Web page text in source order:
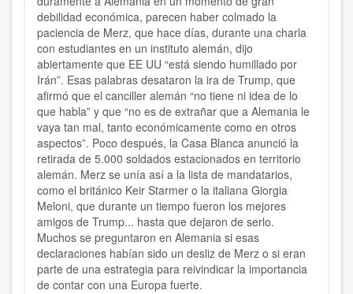
debilidad económica, parecen haber colmado la
paciencia de Merz, que hace días, durante una charla
con estudiantes en un instituto alemán, dijo
abiertamente que EE UU “está siendo humillado por
Irán”. Esas palabras desataron la ira de Trump, que
afirmó que el canciller alemán “no tiene ni idea de lo
que habla” y que “no es de extrañar que a Alemania le
vaya tan mal, tanto económicamente como en otros
aspectos”. Poco después, la Casa Blanca anunció la
retirada de 5.000 soldados estacionados en territorio
alemán. Merz se unía así a la lista de mandatarios,
como el británico Keir Starmer o la italiana Giorgia
Meloni, que durante un tiempo fueron los mejores
amigos de Trump... hasta que dejaron de serlo.
Muchos se preguntaron en Alemania si esas
declaraciones habían sido un desliz de Merz o si eran
parte de una estrategia para reivindicar la importancia
de contar con una Europa fuerte.